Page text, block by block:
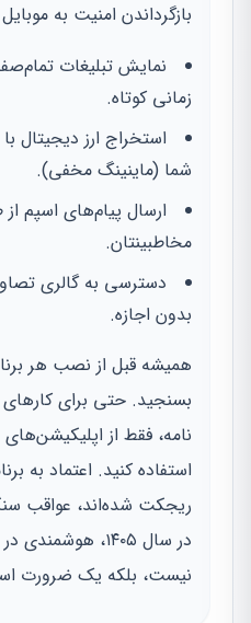
بازگرداندن امنیت به
نمایش تبلیغات
زمانی کوتاه.
استخراج ارز دیجیتال
شما (ماینینگ مخفی).
ارسال پیام‌های اسپم
مخاطبینتان.
دسترسی به گالری
بدون اجازه.
همیشه قبل از نصب هر
بسنجید. حتی برای
نامه، فقط از
استفاده کنید. اعتماد به
ریجکت شده‌اند، عواقب
در سال ۱۴۰۵،
نیست، بلکه یک ضرورت